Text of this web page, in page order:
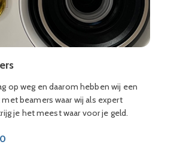
op weg en daarom hebben wij een
beamers waar wij als expert
je het meest waar voor je geld.